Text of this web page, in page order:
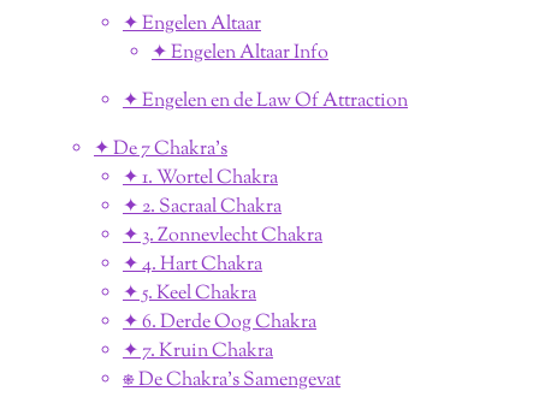
✦ Engelen Altaar
✦ Engelen Altaar Info
✦ Engelen en de Law Of Attraction
✦ De 7 Chakra's
✦ 1. Wortel Chakra
✦ 2. Sacraal Chakra
✦ 3. Zonnevlecht Chakra
✦ 4. Hart Chakra
✦ 5. Keel Chakra
✦ 6. Derde Oog Chakra
✦ 7. Kruin Chakra
⎈ De Chakra's Samengevat